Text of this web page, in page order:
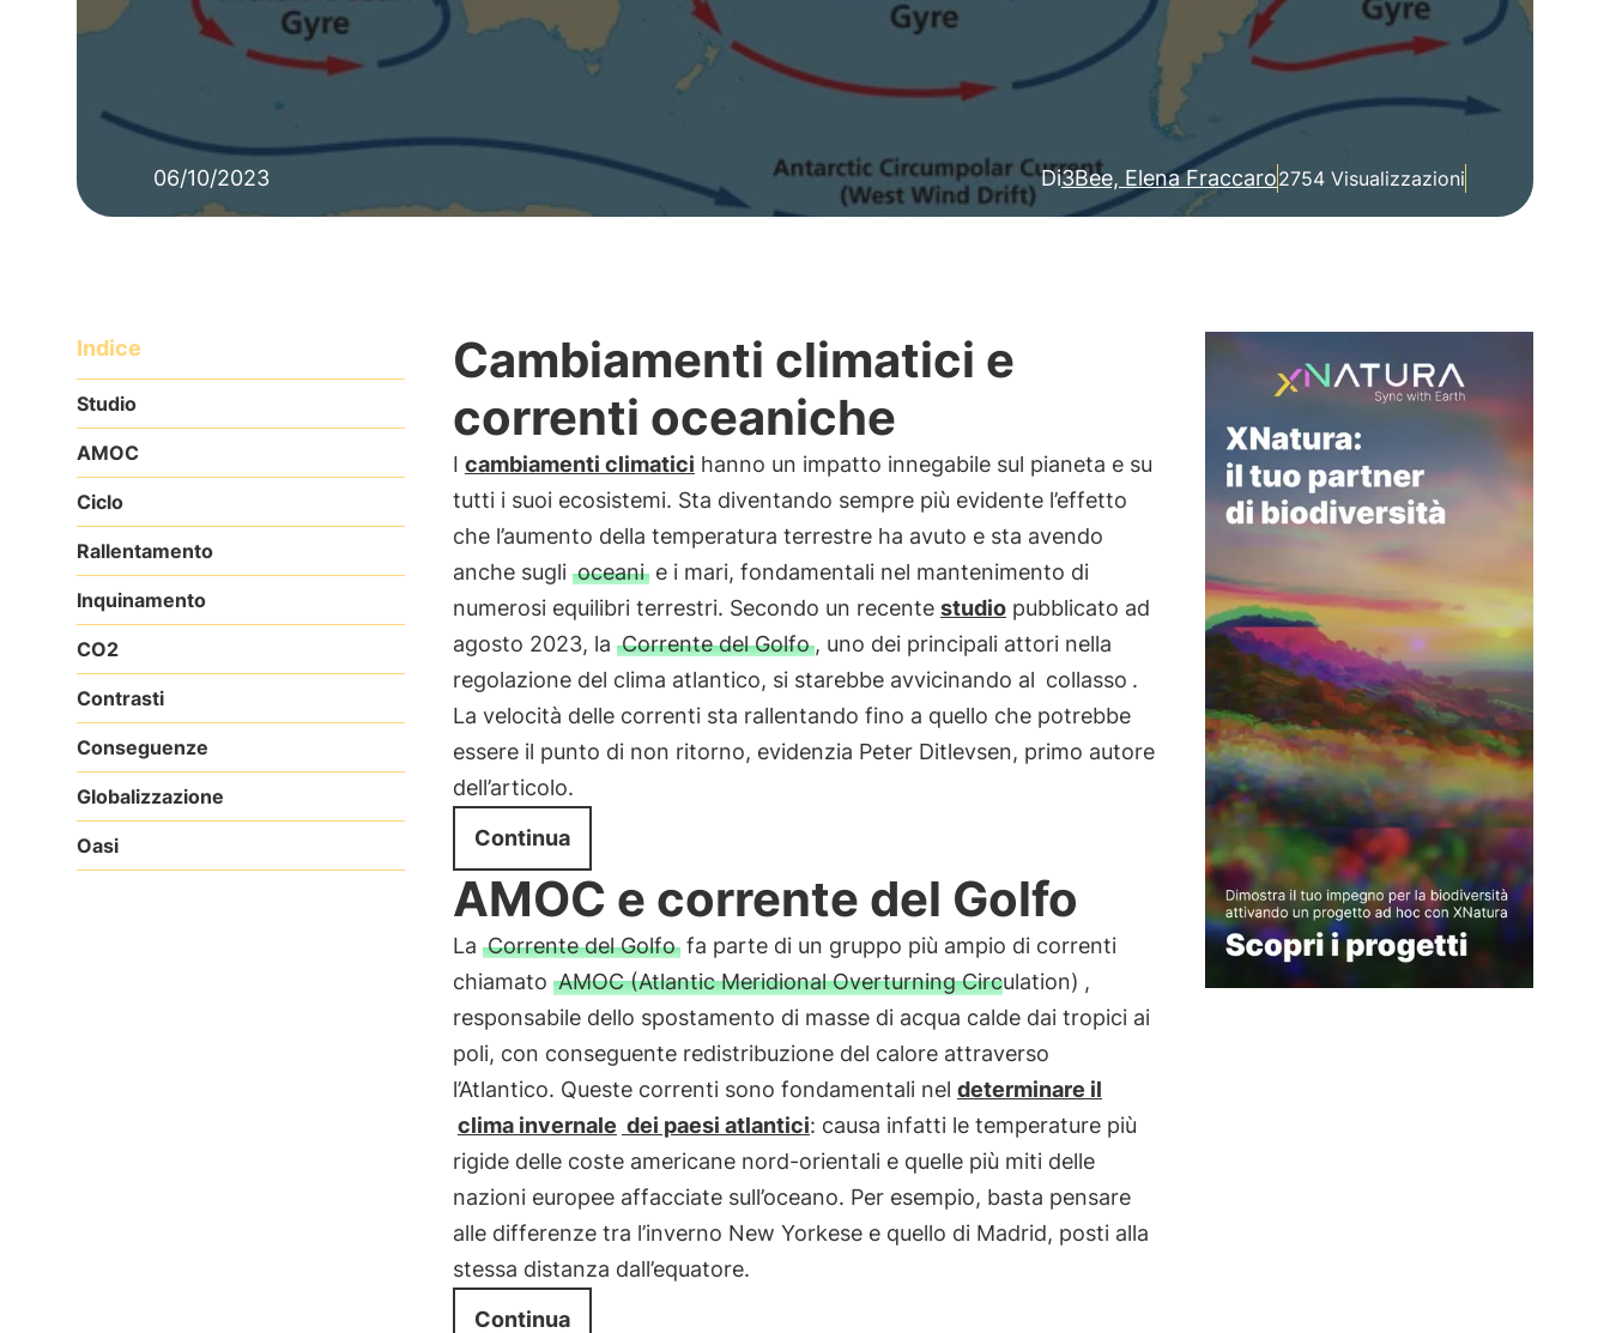
06/10/2023 Di3Bee, Elena Fraccaro2754 Visualizzazioni
Indice
Studio
AMOC
Ciclo
Rallentamento
Inquinamento
CO2
Contrasti
Conseguenze
Globalizzazione
Oasi
Cambiamenti climatici e
correnti oceaniche
I cambiamenti climatici hanno un impatto innegabile sul pianeta e su
tutti i suoi ecosistemi. Sta diventando sempre più evidente l’effetto
che l’aumento della temperatura terrestre ha avuto e sta avendo
anche sugli oceanie i mari, fondamentali nel mantenimento di
numerosi equilibri terrestri. Secondo un recente studiopubblicato ad
agosto 2023, la Corrente del Golfo, uno dei principali attori nella
regolazione del clima atlantico, si starebbe avvicinando al collasso .
La velocità delle correnti sta rallentando fino a quello che potrebbe
essere il punto di non ritorno, evidenzia Peter Ditlevsen, primo autore
dell’articolo.
Continua
AMOC e corrente del Golfo
La Corrente del Golfofa parte di un gruppo più ampio di correnti
chiamato AMOC (Atlantic Meridional Overturning Circulation) ,
responsabile dello spostamento di masse di acqua calde dai tropici ai
poli, con conseguente redistribuzione del calore attraverso
l’Atlantico. Queste correnti sono fondamentali nel determinare il
clima invernale dei paesi atlantici: causa infatti le temperature più
rigide delle coste americane nord-orientali e quelle più miti delle
nazioni europee affacciate sull’oceano. Per esempio, basta pensare
alle differenze tra l’inverno New Yorkese e quello di Madrid, posti alla
stessa distanza dall’equatore.
Continua